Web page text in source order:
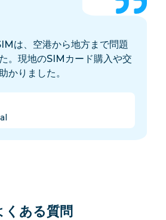
は、空港から地方まで問題
。現地のSIMカード購入や交
かりました。
くある質問